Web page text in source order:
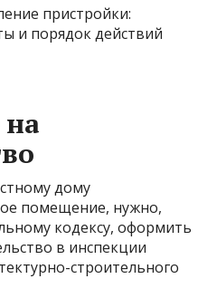
дому
помещение, нужно,
кодексу, оформить
в инспекции
строительного